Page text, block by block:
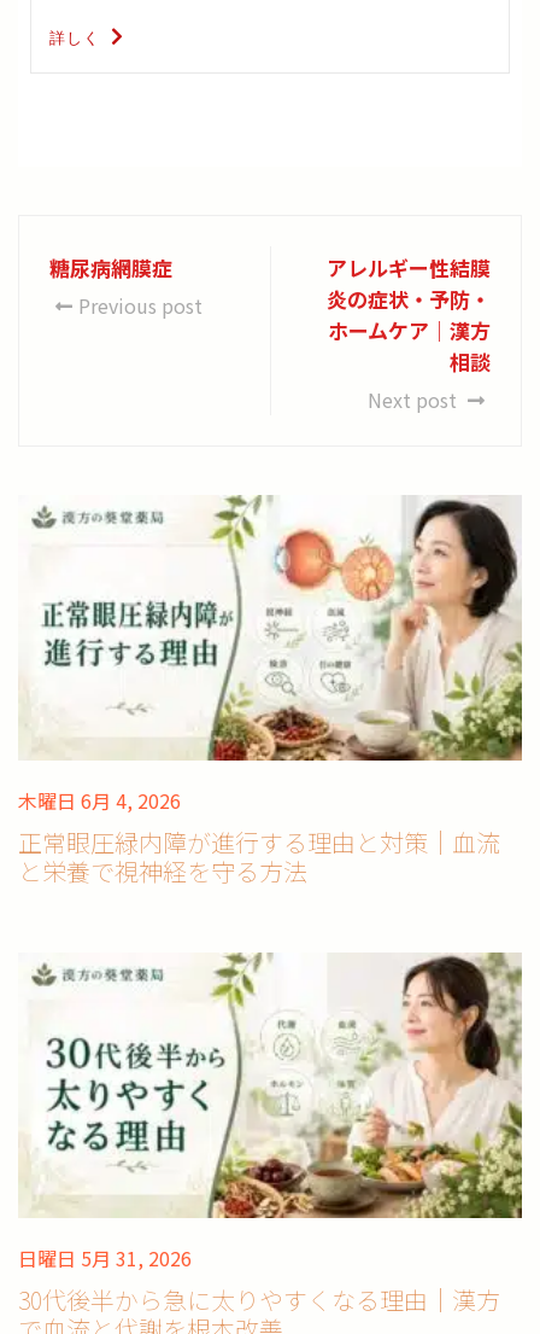
詳しく
糖尿病網膜症
Previous post
アレルギー性結膜
炎の症状・予防・
ホームケア｜漢方
相談
Next post
木曜日 6月 4, 2026
正常眼圧緑内障が進行する理由と対策｜血流
と栄養で視神経を守る方法
日曜日 5月 31, 2026
30代後半から急に太りやすくなる理由｜漢方